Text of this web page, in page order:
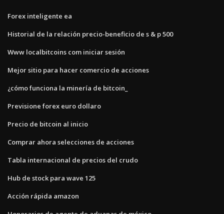
Forex inteligente ea
Historial de la relación precio-beneficio de s & p 500
Www localbitcoins com iniciar sesión
Mejor sitio para hacer comercio de acciones
¿cómo funciona la minería de bitcoin_
Previsione forex euro dollaro
Precio de bitcoin al inicio
Comprar ahora selecciones de acciones
Tabla internacional de precios del crudo
Hub de stock para wave 125
Acción rápida amazon